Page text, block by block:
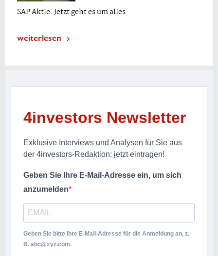
SAP Aktie: Jetzt geht es um alles
weiterlesen
4investors Newsletter
Exklusive Interviews und Analysen für Sie aus
der 4investors-Redaktion: jetzt eintragen!
Geben Sie Ihre E-Mail-Adresse ein, um sich
anzumelden
Geben Sie bitte Ihre E-Mail-Adresse für die Anmeldung an, z.
B. abc@xyz.com.